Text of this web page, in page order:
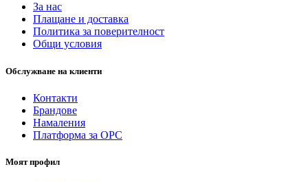
За нас
Плащане и доставка
Политика за поверителност
Общи условия
Обслужване на клиенти
Контакти
Брандове
Намаления
Платформа за ОРС
Моят профил